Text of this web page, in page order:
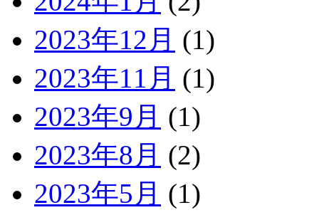
2023年12月 (1)
2023年11月 (1)
2023年9月 (1)
2023年8月 (2)
2023年5月 (1)